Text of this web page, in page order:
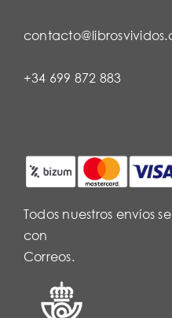
+34 699 872 883
Todos nuestros envíos
con
Correos.